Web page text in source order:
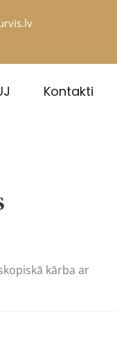
Kontakti
kārba ar